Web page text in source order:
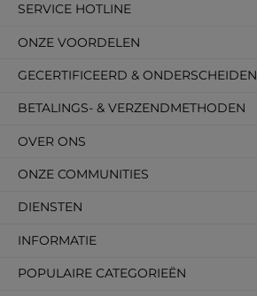
SERVICE HOTLINE
DIENSTEN
INFORMATIE
POPULAIRE CATEGORIEËN
BETALINGS- & VERZENDMETHODEN
OVER ONS
GECERTIFICEERD & ONDERSCHEIDEN
ONZE VOORDELEN
ONZE COMMUNITIES